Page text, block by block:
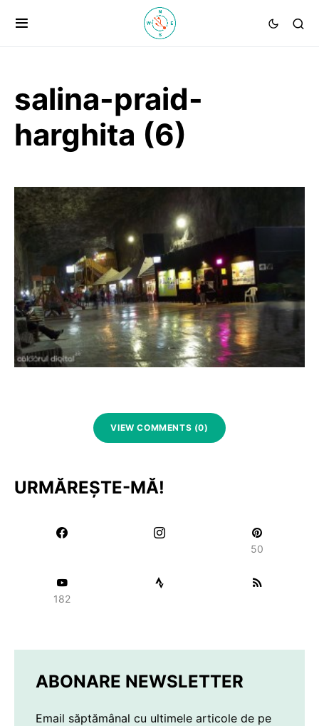
salina-praid-
harghita (6)
VIEW COMMENTS (0)
URMĂREȘTE-MĂ!
50
182
ABONARE NEWSLETTER
Email săptămânal cu ultimele articole de pe